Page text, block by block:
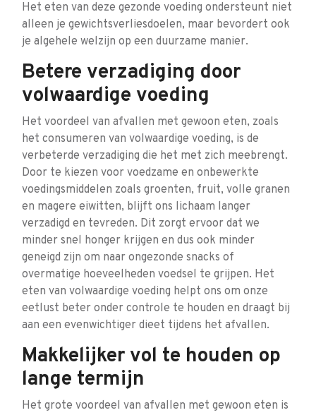
Het eten van deze gezonde voeding ondersteunt niet
alleen je gewichtsverliesdoelen, maar bevordert ook
je algehele welzijn op een duurzame manier.
Betere verzadiging door
volwaardige voeding
Het voordeel van afvallen met gewoon eten, zoals
het consumeren van volwaardige voeding, is de
verbeterde verzadiging die het met zich meebrengt.
Door te kiezen voor voedzame en onbewerkte
voedingsmiddelen zoals groenten, fruit, volle granen
en magere eiwitten, blijft ons lichaam langer
verzadigd en tevreden. Dit zorgt ervoor dat we
minder snel honger krijgen en dus ook minder
geneigd zijn om naar ongezonde snacks of
overmatige hoeveelheden voedsel te grijpen. Het
eten van volwaardige voeding helpt ons om onze
eetlust beter onder controle te houden en draagt bij
aan een evenwichtiger dieet tijdens het afvallen.
Makkelijker vol te houden op
lange termijn
Het grote voordeel van afvallen met gewoon eten is